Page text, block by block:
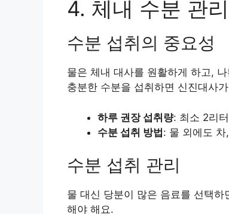
4. 체내 수분 관리
수분 섭취의 중요성
물은 체내 대사를 원활하게 하고,
충분한 수분을 섭취하면 신진대사
하루 권장 섭취량: 최소 2리터
수분 섭취 방법: 물 외에도
수분 섭취 관리
물 대신 당분이 많은 음료를 선택
해야 해요.